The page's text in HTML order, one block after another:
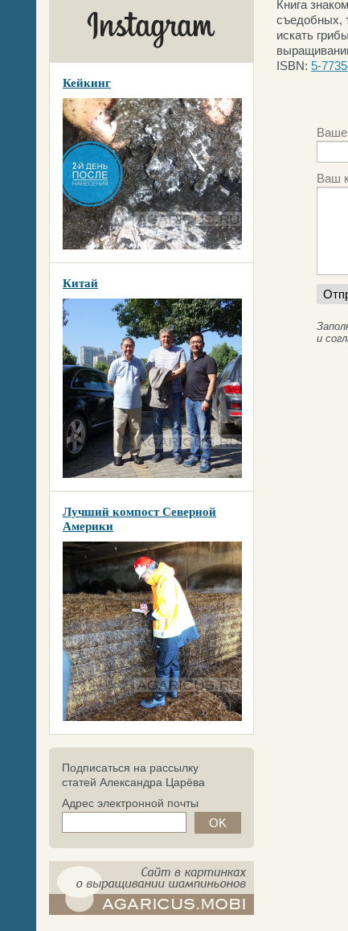
Кейкинг
Китай
Лучший компост Северной
Америки
Подписаться на рассылку
статей Александра Царёва
Адрес электронной почты
Книга
съедобных,
искать
ISBN: 5-
Ваше
Ваш
и